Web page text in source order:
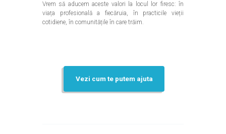
Vrem să aducem aceste valori la locul lor firesc: în
viața profesională a fiecăruia, în practicile vieții
cotidiene, în comunitățile în care trăim.
Vezi cum te putem ajuta